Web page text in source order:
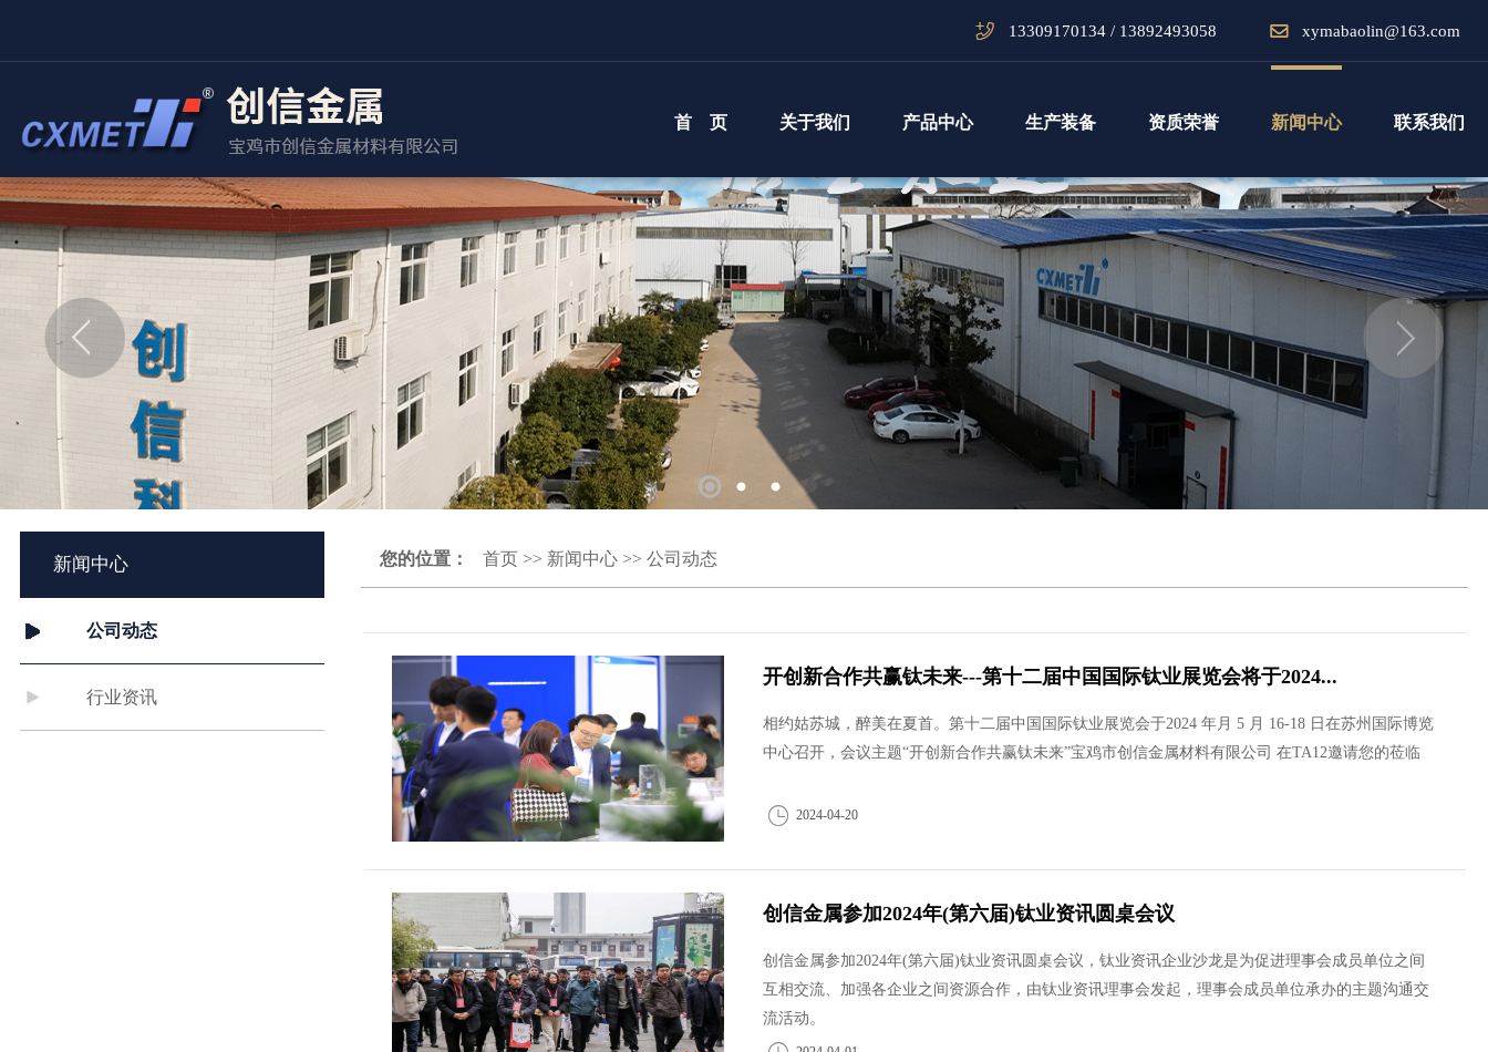
xymabaolin@163.com
13309170134 / 13892493058
首 页 关于我们 产品中心 生产装备 资质荣誉 新闻中心 联系我们
1
新闻中心
公司动态
行业资讯
您的位置： 首页 >> 新闻中心 >> 公司动态
开创新合作共赢钛未来---第十二届中国国际钛业展览会将于2024...
相约姑苏城，醉美在夏首。第十二届中国国际钛业展览会于2024 年月 5 月 16-18 日在苏州国际博览
中心召开，会议主题“开创新合作共赢钛未来”宝鸡市创信金属材料有限公司 在TA12邀请您的莅临
2024-04-20
创信金属参加2024年(第六届)钛业资讯圆桌会议
创信金属参加2024年(第六届)钛业资讯圆桌会议，钛业资讯企业沙龙是为促进理事会成员单位之间
互相交流、加强各企业之间资源合作，由钛业资讯理事会发起，理事会成员单位承办的主题沟通交
流活动。